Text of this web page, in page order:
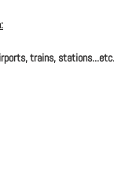
trains,